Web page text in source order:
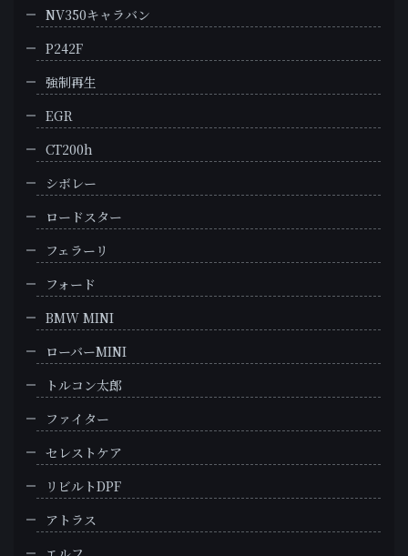
NV350キャラバン
P242F
強制再生
EGR
CT200h
シボレー
ロードスター
フェラーリ
フォード
BMW MINI
ローバーMINI
トルコン太郎
ファイター
セレストケア
リビルトDPF
アトラス